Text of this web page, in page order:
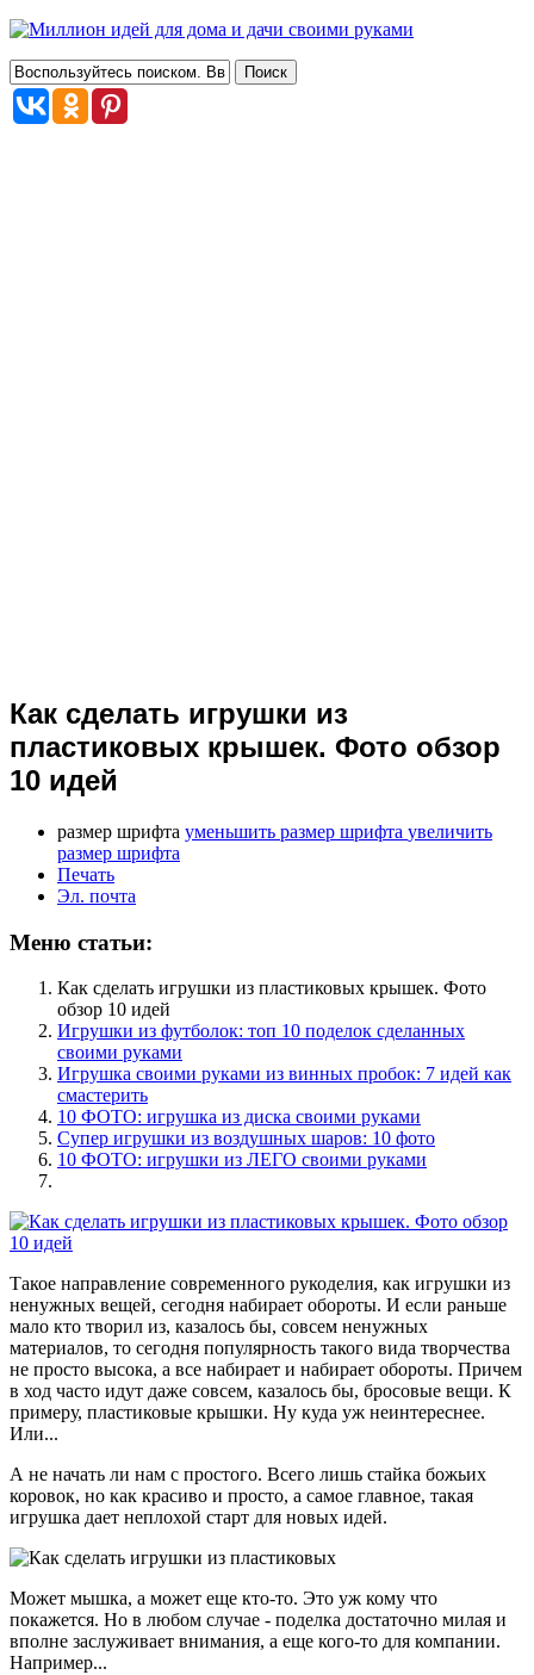
Как сделать игрушки из
пластиковых крышек. Фото обзор
10 идей
размер шрифта уменьшить размер шрифта увеличить
размер шрифта
Печать
Эл. почта
Меню статьи:
Как сделать игрушки из пластиковых крышек. Фото
обзор 10 идей
Игрушки из футболок: топ 10 поделок сделанных
своими руками
Игрушка своими руками из винных пробок: 7 идей как
смастерить
10 ФОТО: игрушка из диска своими руками
Супер игрушки из воздушных шаров: 10 фото
10 ФОТО: игрушки из ЛЕГО своими руками
Такое направление современного рукоделия, как игрушки из
ненужных вещей, сегодня набирает обороты. И если раньше
мало кто творил из, казалось бы, совсем ненужных
материалов, то сегодня популярность такого вида творчества
не просто высока, а все набирает и набирает обороты. Причем
в ход часто идут даже совсем, казалось бы, бросовые вещи. К
примеру, пластиковые крышки. Ну куда уж неинтереснее.
Или...
А не начать ли нам с простого. Всего лишь стайка божьих
коровок, но как красиво и просто, а самое главное, такая
игрушка дает неплохой старт для новых идей.
Может мышка, а может еще кто-то. Это уж кому что
покажется. Но в любом случае - поделка достаточно милая и
вполне заслуживает внимания, а еще кого-то для компании.
Например...